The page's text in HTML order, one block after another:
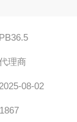
PB36.5
理商
2025-08-02
1867